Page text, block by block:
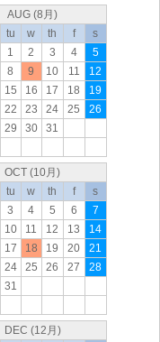
AUG (8月)
tu w th f
s
1
2 3 4
5
8 9 10 11
12
15 16 17 18
19
22 23 24 25
26
29 30 31
OCT (10月)
tu w th f
s
3 4 5 6
7
10 11 12 13
14
17 18 19 20
21
24 25 26 27
28
31
DEC (12月)